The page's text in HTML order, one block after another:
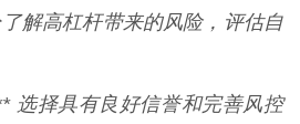
解高杠杆带来的风险，评估自
选择具有良好信誉和完善风控